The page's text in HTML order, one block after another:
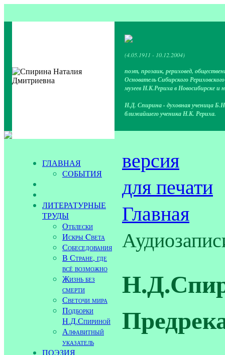
(4.05.1911 - 10.12.2004)
поэт, прозаик, рериховед,
Основатель Сибирского
музеев Н.К.Рериха в Новосибирске и
Н.Д. Спирина - духовная ученица
ближайшего ученика Н.К. Рериха.
ГЛАВНАЯ
СОБЫТИЯ
ЛИТЕРАТУРНЫЕ
ТРУДЫ
Отблески
Искры Cвета
Собеседования
В Стране, где
всё возможно
Жизнь без
смерти
Светочи мира
Подборки
Н.Д.Спириной
Алфавитный
указатель
ПОЭЗИЯ
версия
для печати
Главная